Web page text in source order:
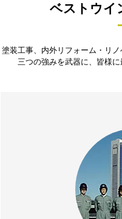
ベストウイ
装工事、内外リフォーム・リ
三つの強みを武器に、皆様